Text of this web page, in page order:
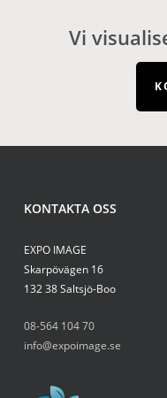
Vi
KONTAKTA OSS
EXPO IMAGE
Skarpövägen 16
132 38 Saltsjö-Boo
08-564 104 70
info@expoimage.se